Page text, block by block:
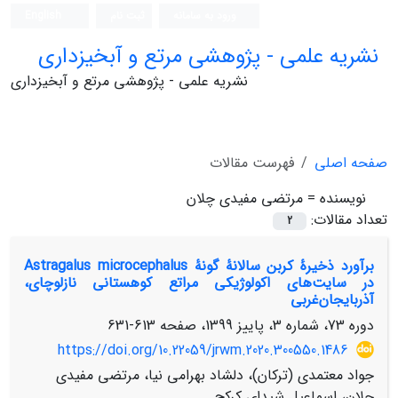
نشریه علمی - پژوهشی مرتع و آبخیزداری
نشریه علمی - پژوهشی مرتع و آبخیزداری
صفحه اصلی
فهرست مقالات
نویسنده = مرتضی مفیدی چلان
تعداد مقالات:
2
برآورد ذخیرۀ ‌‌کربن سالانۀ گونۀ Astragalus microcephalus
در سایت‌‌های اکولوژیکی مراتع‌‌ کوهستانی نازلوچای،
آذربایجان‌غربی
دوره 73، شماره 3، پاییز 1399، صفحه
613-631
https://doi.org/10.22059/jrwm.2020.300550.1486
جواد معتمدی (ترکان)، دلشاد بهرامی نیا، مرتضی مفیدی